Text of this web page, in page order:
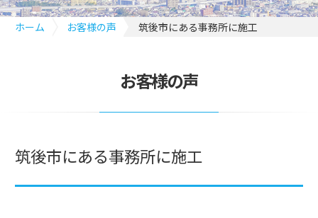
ホーム お客様の声 筑後市にある事務所に施工
お客様の声
筑後市にある事務所に施工